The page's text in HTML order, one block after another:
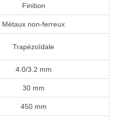
Finition
Métaux non-ferreux
Trapézoîdale
4.0/3.2 mm
30 mm
450 mm